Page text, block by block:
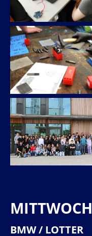
MITTWOCH
BMW / LOTTER